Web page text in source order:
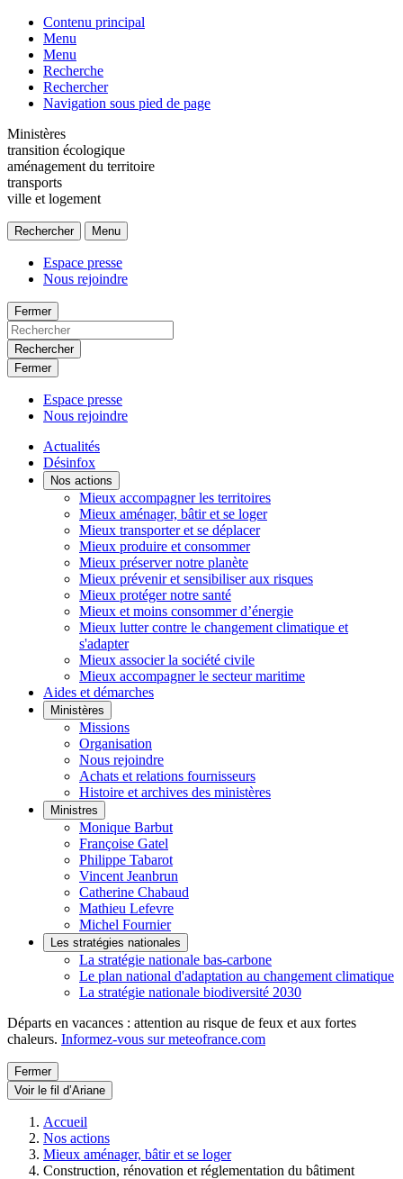
Contenu principal
Menu
Menu
Recherche
Rechercher
Navigation sous pied de page
Ministères
transition écologique
aménagement du territoire
transports
ville et logement
Rechercher Menu
Espace presse
Nous rejoindre
Fermer
Rechercher
Fermer
Espace presse
Nous rejoindre
Actualités
Désinfox
Nos actions
Mieux accompagner les territoires
Mieux aménager, bâtir et se loger
Mieux transporter et se déplacer
Mieux produire et consommer
Mieux préserver notre planète
Mieux prévenir et sensibiliser aux risques
Mieux protéger notre santé
Mieux et moins consommer d’énergie
Mieux lutter contre le changement climatique et
s'adapter
Mieux associer la société civile
Mieux accompagner le secteur maritime
Aides et démarches
Ministères
Missions
Organisation
Nous rejoindre
Achats et relations fournisseurs
Histoire et archives des ministères
Ministres
Monique Barbut
Françoise Gatel
Philippe Tabarot
Vincent Jeanbrun
Catherine Chabaud
Mathieu Lefevre
Michel Fournier
Les stratégies nationales
La stratégie nationale bas-carbone
Le plan national d'adaptation au changement climatique
La stratégie nationale biodiversité 2030
Départs en vacances : attention au risque de feux et aux fortes
chaleurs. Informez-vous sur meteofrance.com
Fermer
Voir le fil d’Ariane
Accueil
Nos actions
Mieux aménager, bâtir et se loger
Construction, rénovation et réglementation du bâtiment